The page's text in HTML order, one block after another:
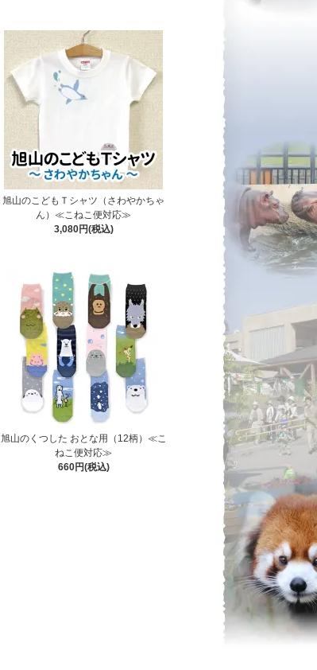
旭山のこどもＴシャツ（さわやかちゃ
ん）≪こねこ便対応≫
3,080円(税込)
旭山のくつした おとな用（12柄）≪こ
ねこ便対応≫
660円(税込)